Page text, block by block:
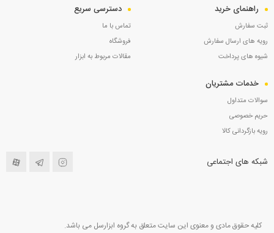
راهنمای خرید
ثبت سفارش
رویه های ارسال سفارش
شیوه های پرداخت
دسترسی سریع
تماس با ما
فروشگاه
مقالات مربوط به ابزار
خدمات مشتریان
سوالات متداول
حریم خصوصی
رویه بازگردانی کالا
شبکه های اجتماعی
کلیه حقوق مادی و معنوی این سایت متعلق به گروه ابزارسل می باشد.